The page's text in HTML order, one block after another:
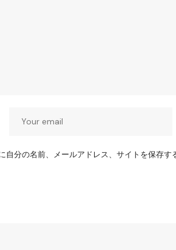
分の名前、メールアドレス、サイトを保存す